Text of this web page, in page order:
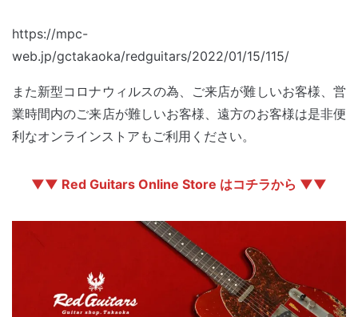
https://mpc-
web.jp/gctakaoka/redguitars/2022/01/15/115/
また新型コロナウィルスの為、ご来店が難しいお客様、営
業時間内のご来店が難しいお客様、遠方のお客様は是非便
利なオンラインストアもご利用ください。
▼▼ Red Guitars Online Store はコチラから ▼▼